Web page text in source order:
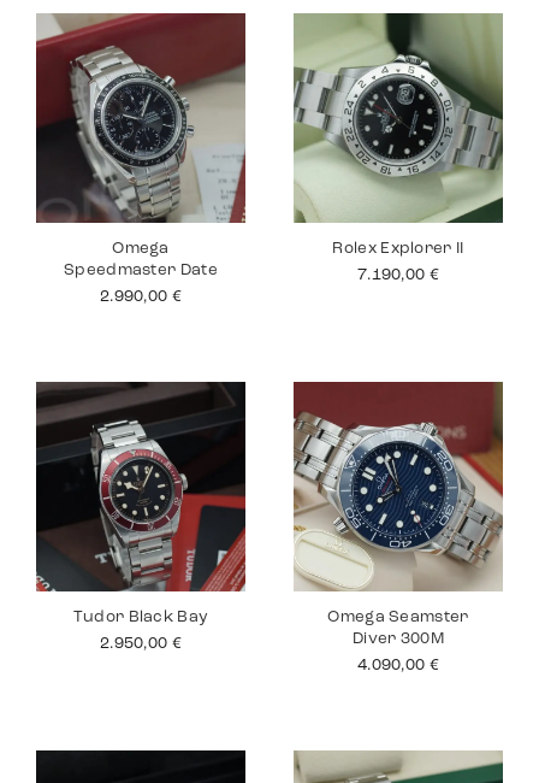
Omega
Speedmaster Date
2.990,00 €
Rolex Explorer II
7.190,00 €
Tudor Black Bay
2.950,00 €
Omega Seamster
Diver 300M
4.090,00 €